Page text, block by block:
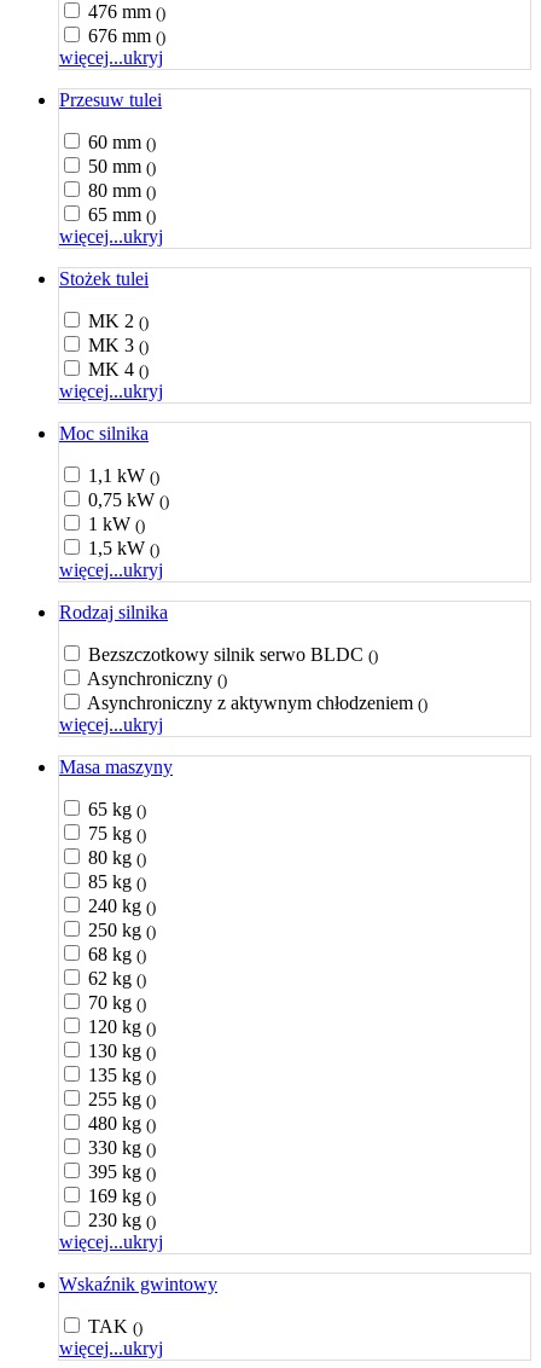
476 mm ()
676 mm ()
więcej...ukryj
Przesuw tulei
60 mm ()
50 mm ()
80 mm ()
65 mm ()
więcej...ukryj
Stożek tulei
MK 2 ()
MK 3 ()
MK 4 ()
więcej...ukryj
Moc silnika
1,1 kW ()
0,75 kW ()
1 kW ()
1,5 kW ()
więcej...ukryj
Rodzaj silnika
Bezszczotkowy silnik serwo BLDC ()
Asynchroniczny ()
Asynchroniczny z aktywnym chłodzeniem ()
więcej...ukryj
Masa maszyny
65 kg ()
75 kg ()
80 kg ()
85 kg ()
240 kg ()
250 kg ()
68 kg ()
62 kg ()
70 kg ()
120 kg ()
130 kg ()
135 kg ()
255 kg ()
480 kg ()
330 kg ()
395 kg ()
169 kg ()
230 kg ()
więcej...ukryj
Wskaźnik gwintowy
TAK ()
więcej...ukryj